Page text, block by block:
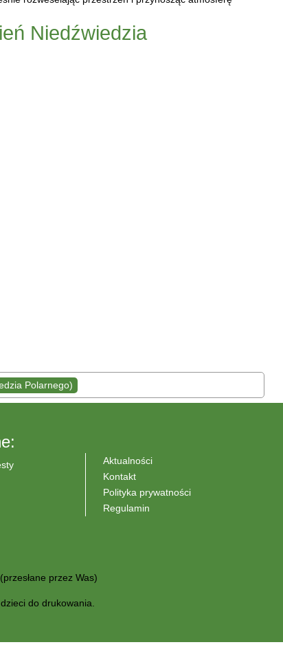
Niedźwiedzia
Polarnego)
Aktualności
Kontakt
Polityka prywatności
Regulamin
(przesłane przez Was)
do drukowania.